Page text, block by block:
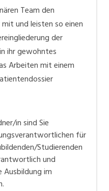
Team den
und leisten so einen
der
ihr gewohntes
Arbeiten mit einem
in sind Sie
für
Studierenden
und
im